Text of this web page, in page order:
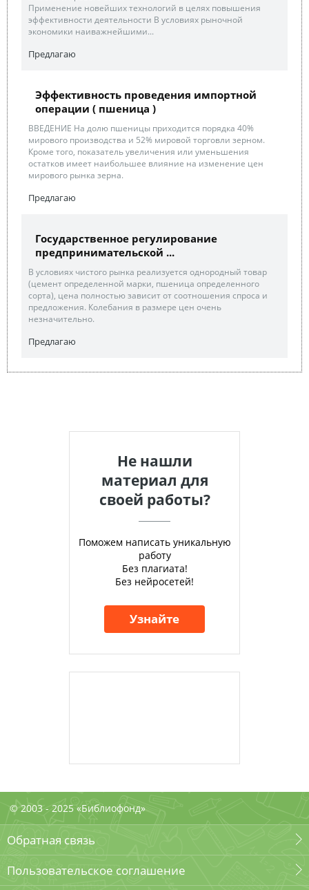
Применение новейших технологий в целях повышения
эффективности деятельности В условиях рыночной
экономики наиважнейшими...
Предлагаю
Эффективность проведения импортной
операции ( пшеница )
ВВЕДЕНИЕ На долю пшеницы приходится порядка 40%
мирового производства и 52% мировой торговли зерном.
Кроме того, показатель увеличения или уменьшения
остатков имеет наибольшее влияние на изменение цен
мирового рынка зерна.
Предлагаю
Государственное регулирование
предпринимательской ...
В условиях чистого рынка реализуется однородный товар
(цемент определенной марки, пшеница определенного
сорта), цена полностью зависит от соотношения спроса и
предложения. Колебания в размере цен очень
незначительно.
Предлагаю
Не нашли
материал для
своей работы?
Поможем написать уникальную
работу
Без плагиата!
Без нейросетей!
Узнайте
© 2003 - 2025 «Библиофонд»
Обратная связь
Пользовательское соглашение